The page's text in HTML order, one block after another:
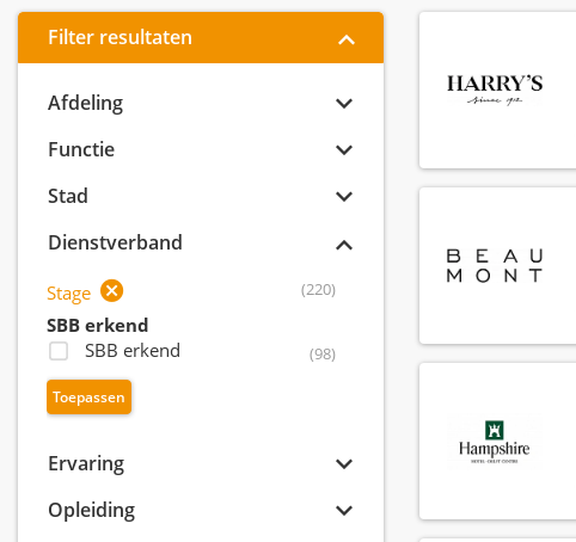
Filter resultaten
Afdeling
Functie
Stad
Dienstverband
Stage (220)
SBB erkend
SBB erkend
(98)
Toepassen
Ervaring
Opleiding